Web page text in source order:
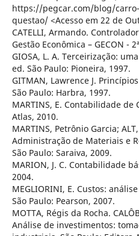
https://pegcar.com/blog/
questao/ <Acesso em 22 de
CATELLI, Armando.
Gestão Econômica – GECON -
GIOSA, L. A. Terceirização:
ed. São Paulo: Pioneira, 1997.
GITMAN, Lawrence J.
São Paulo: Harbra, 1997.
MARTINS, E. Contabilidade de
Atlas, 2010.
MARTINS, Petrônio Garcia;
Administração de Materiais e
São Paulo: Saraiva, 2009.
MARION, J. C. Contabilidade
2004.
MEGLIORINI, E. Custos:
São Paulo: Pearson, 2007.
MOTTA, Régis da Rocha.
Análise de investimentos: